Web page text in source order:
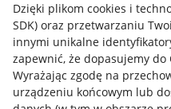
Dzięki plikom cookies i
SDK) oraz przetwarzaniu
innymi unikalne
zapewnić, że dopasujemy
Wyrażając zgodę na
urządzeniu końcowym lub